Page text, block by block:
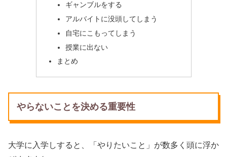
ギャンブルをする
アルバイトに没頭してしまう
自宅にこもってしまう
授業に出ない
まとめ
やらないことを決める重要性
大学に入学しすると、「やりたいこと」が数多く頭に浮か